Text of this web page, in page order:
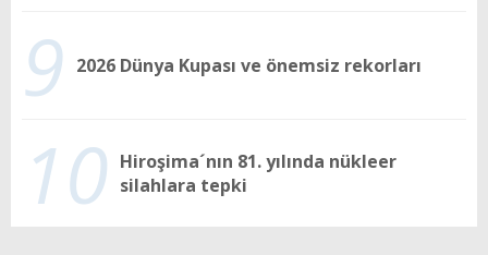
9 2026 Dünya Kupası ve önemsiz rekorları
10 Hiroşima´nın 81. yılında nükleer
silahlara tepki